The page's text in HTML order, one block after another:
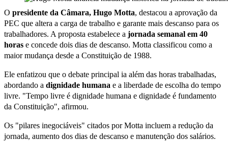
O presidente da Câmara, Hugo Motta, destacou a aprovação da
PEC que altera a carga de trabalho e garante mais descanso para os
trabalhadores. A proposta estabelece a jornada semanal em 40
horas e concede dois dias de descanso. Motta classificou como a
maior mudança desde a Constituição de 1988.
Ele enfatizou que o debate principal ia além das horas trabalhadas,
abordando a dignidade humana e a liberdade de escolha do tempo
livre. "Tempo livre é dignidade humana e dignidade é fundamento
da Constituição", afirmou.
Os "pilares inegociáveis" citados por Motta incluem a redução da
jornada, aumento dos dias de descanso e manutenção dos salários.